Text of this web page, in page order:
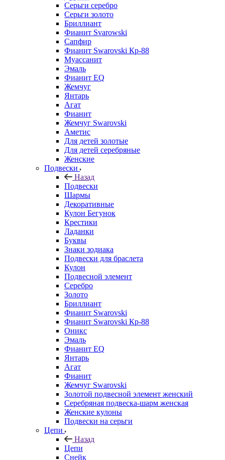
Серьги серебро
Серьги золото
Бриллиант
Фианит Svarowski
Сапфир
Фианит Swarovski Кр-88
Муассанит
Эмаль
Фианит EQ
Жемчуг
Янтарь
Агат
Фианит
Жемчуг Swarovski
Аметис
Для детей золотые
Для детей серебряные
Женские
Подвески
Назад
Подвески
Шармы
Декоративные
Кулон Бегунок
Крестики
Ладанки
Буквы
Знаки зодиака
Подвески для браслета
Кулон
Подвесной элемент
Серебро
Золото
Бриллиант
Фианит Swarovski
Фианит Swarovski Кр-88
Оникс
Эмаль
Фианит EQ
Янтарь
Агат
Фианит
Жемчуг Swarovski
Золотой подвесной элемент женcкий
Серебряная подвеска-шарм женская
Женские кулоны
Подвески на серьги
Цепи
Назад
Цепи
Снейк